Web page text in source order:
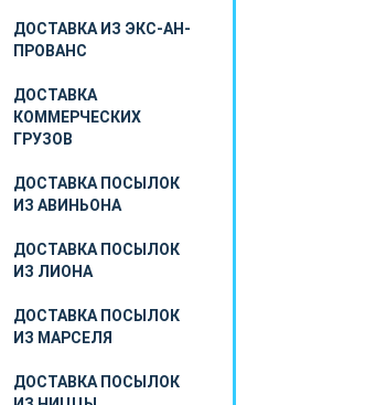
ДОСТАВКА ИЗ ЭКС-АН-
ПРОВАНС
ДОСТАВКА
КОММЕРЧЕСКИХ
ГРУЗОВ
ДОСТАВКА ПОСЫЛОК
ИЗ АВИНЬОНА
ДОСТАВКА ПОСЫЛОК
ИЗ ЛИОНА
ДОСТАВКА ПОСЫЛОК
ИЗ МАРСЕЛЯ
ДОСТАВКА ПОСЫЛОК